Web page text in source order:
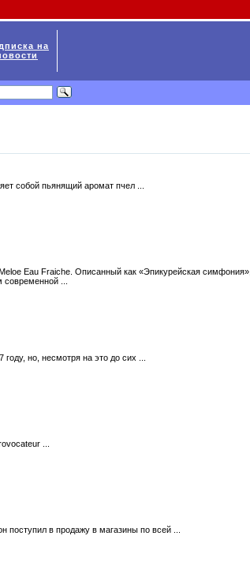
собой пьянящий аромат пчел ...
Eau Fraiche. Описанный как «Эпикурейская симфония»,
...
но, несмотря на это до сих ...
...
поступил в продажу в магазины по всей ...
на